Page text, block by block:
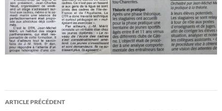
Navigation
ARTICLE PRÉCÉDENT